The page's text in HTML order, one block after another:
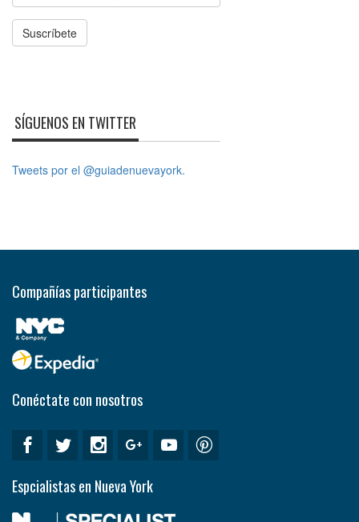
Suscríbete
SÍGUENOS EN TWITTER
Tweets por el @guiadenuevayork.
Compañías participantes
Conéctate con nosotros
Espcialistas en Nueva York